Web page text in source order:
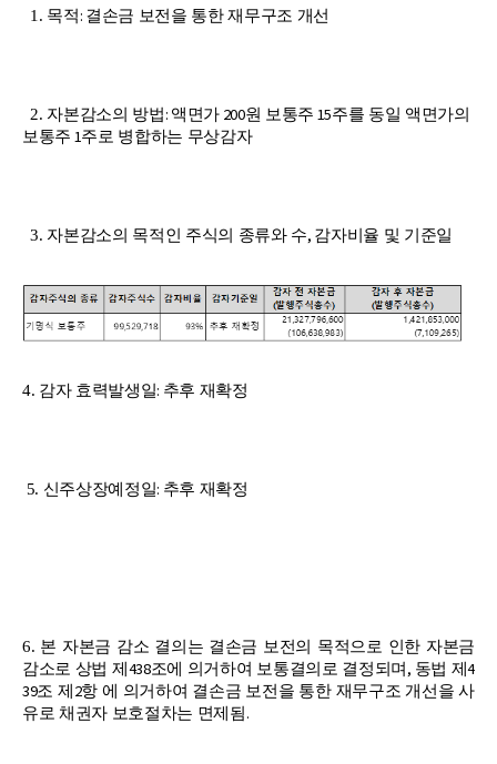
1. 목적: 결손금 보전을 통한 재무구조 개선
2. 자본감소의 방법: 액면가 200원 보통주 15주를 동일 액면가의
보통주 1주로 병합하는 무상감자
3. 자본감소의 목적인 주식의 종류와 수, 감자비율 및 기준일
4. 감자 효력발생일: 추후 재확정
5. 신주상장예정일: 추후 재확정
6. 본 자본금 감소 결의는 결손금 보전의 목적으로 인한 자본금
감소로 상법 제 438조에 의거하여 보통결의로 결정되며 , 동법 제4
39조 제 2항 에 의거하여 결손금 보전을 통한 재무구조 개선을 사
유로 채권자 보호절차는 면제됨.